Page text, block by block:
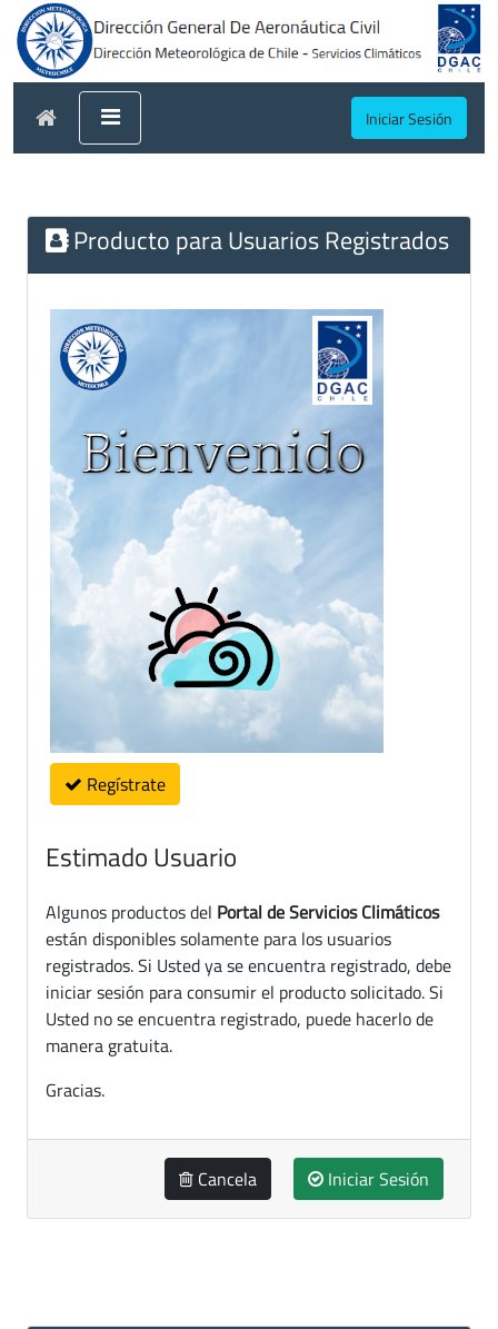
Iniciar Sesión
Producto para Usuarios Registrados
Regístrate
Estimado Usuario
Algunos productos del Portal de Servicios Climáticos
están disponibles solamente para los usuarios
registrados. Si Usted ya se encuentra registrado, debe
iniciar sesión para consumir el producto solicitado. Si
Usted no se encuentra registrado, puede hacerlo de
manera gratuita.
Gracias.
Cancela Iniciar Sesión